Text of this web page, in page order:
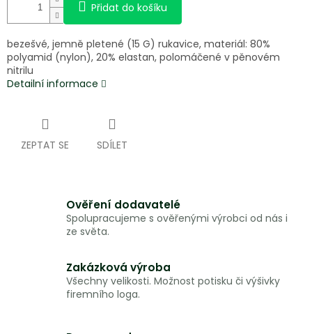
Přidat do košíku
bezešvé, jemně pletené (15 G) rukavice, materiál: 80%
polyamid (nylon), 20% elastan, polomáčené v pěnovém
nitrilu
Detailní informace
ZEPTAT SE SDÍLET
Ověření dodavatelé
Spolupracujeme s ověřenými výrobci od nás i
ze světa.
Zakázková výroba
Všechny velikosti. Možnost potisku či výšivky
firemního loga.